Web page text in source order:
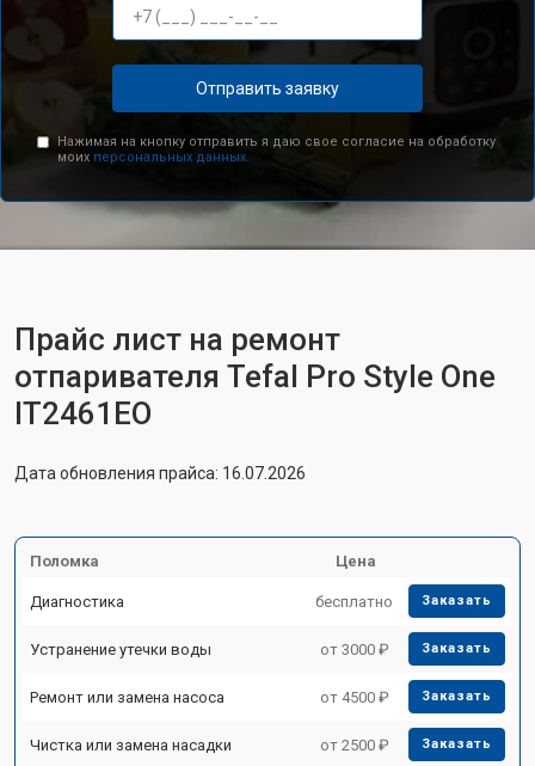
Отправить заявку
Нажимая на кнопку отправить я даю свое согласие на обработку
моих персональных данных.
Прайс лист на ремонт
отпаривателя Tefal Pro Style One
IT2461ЕО
Дата обновления прайса: 16.07.2026
Поломка Цена
Диагностика бесплатно Заказать
Устранение утечки воды от 3000 ₽ Заказать
Ремонт или замена насоса от 4500 ₽ Заказать
Чистка или замена насадки от 2500 ₽ Заказать